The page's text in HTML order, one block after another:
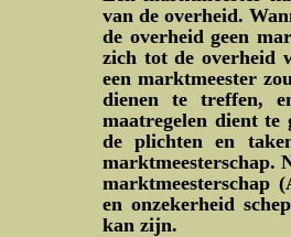
van de overheid.
de overheid geen
zich tot de overheid
een marktmeester
dienen te treffen,
maatregelen dient
de plichten en
marktmeesterschap.
marktmeesterschap
en onzekerheid
kan zijn.